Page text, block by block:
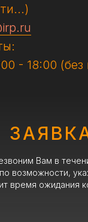
- 18:00 (без
Вам в
возможности,
время ожидания